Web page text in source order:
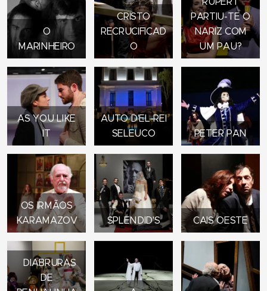
O
MARINHEIRO
CRISTO
RECRUCIFICAD
O
PARTIU-TE O
NARIZ COM
UM PAU?
AS YOU LIKE
IT
AUTO D'EL-REI
SELEUCO
PETER PAN
OS IRMÃOS
KARAMAZOV
SPLENDID'S CAIS OESTE
DIABRURAS
DE